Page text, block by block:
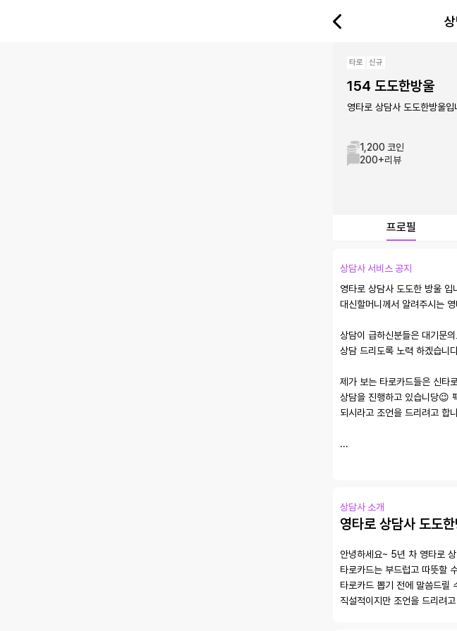
타로 신규
154 도도한방울
영타로 상담사 도도한방울입
1,200 코인
200+리뷰
프로필
상담사 서비스 공지
영타로 상담사 도도한 방울 입
대신할머니께서 알려주시는
상담이 급하신분들은 대기문
상담 드리도록 노력 하겠습니
제가 보는 타로카드들은 신타
상담을 진행하고 있습니당😉
되시라고 조언을 드리려고 합
...
상담사 소개
영타로 상담사 도도
안녕하세요~ 5년 차 영타로
타로카드는 부드럽고 따뜻할
타로카드 뽑기 전에 말씀드릴
직설적이지만 조언을 드리려